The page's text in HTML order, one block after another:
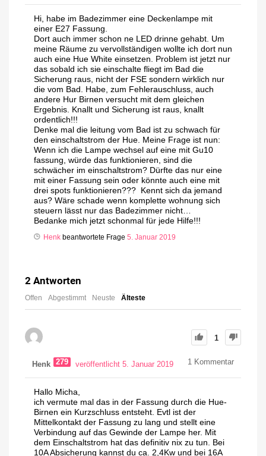
Hi, habe im Badezimmer eine Deckenlampe mit
einer E27 Fassung.
Dort auch immer schon ne LED drinne gehabt. Um
meine Räume zu vervollständigen wollte ich dort nun
auch eine Hue White einsetzen. Problem ist jetzt nur
das sobald ich sie einschalte fliegt im Bad die
Sicherung raus, nicht der FSE sondern wirklich nur
die vom Bad. Habe, zum Fehlerauschluss, auch
andere Hur Birnen versucht mit dem gleichen
Ergebnis. Knallt und Sicherung ist raus, knallt
ordentlich!!!
Denke mal die leitung vom Bad ist zu schwach für
den einschaltstrom der Hue. Meine Frage ist nun:
Wenn ich die Lampe wechsel auf eine mit Gu10
fassung, würde das funktionieren, sind die
schwächer im einschaltstrom? Dürfte das nur eine
mit einer Fassung sein oder könnte auch eine mit
drei spots funktionieren??? Kennt sich da jemand
aus? Wäre schade wenn komplette wohnung sich
steuern lässt nur das Badezimmer nicht…
Bedanke mich jetzt schonmal für jede Hilfe!!!
Henk beantwortete Frage 5. Januar 2019
2 Antworten
Offen Abgestimmt Neuste Älteste
1
Henk 279 veröffentlicht 5. Januar 2019 1 Kommentar
Hallo Micha,
ich vermute mal das in der Fassung durch die Hue-
Birnen ein Kurzschluss entsteht. Evtl ist der
Mittelkontakt der Fassung zu lang und stellt eine
Verbindung auf das Gewinde der Lampe her. Mit
dem Einschaltstrom hat das definitiv nix zu tun. Bei
10A Absicherung kannst du ca. 2,4Kw und bei 16A